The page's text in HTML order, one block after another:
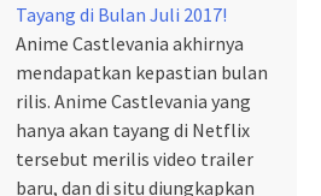
Tayang di Bulan Juli 2017!
Anime Castlevania akhirnya
mendapatkan kepastian bulan
rilis. Anime Castlevania yang
hanya akan tayang di Netflix
tersebut merilis video trailer
baru, dan di situ diungkapkan